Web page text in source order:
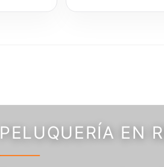
PELUQUERÍA EN